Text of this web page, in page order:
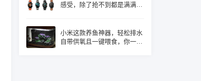
感受，除了抢不到都是满满的
小米这款养鱼神器，轻松排水
自带供氧且一键喂食，你一定